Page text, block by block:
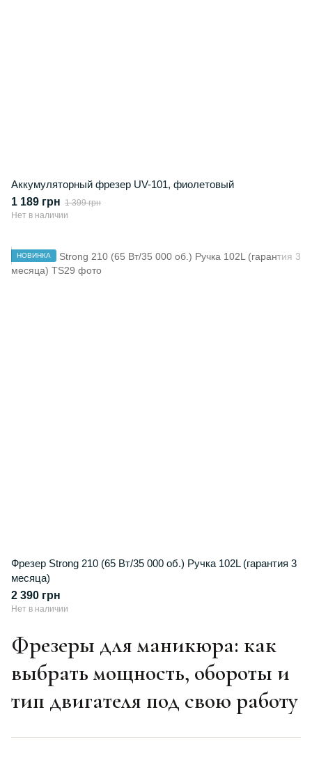
Аккумуляторный фрезер UV-101, фиолетовый
1 189 грн 1 399 грн
Нет в наличии
НОВИНКА
Фрезер Strong 210 (65 Вт/35 000 об.) Ручка 102L (гарантия 3
месяца)
2 390 грн
Нет в наличии
Фрезеры для маникюра: как
выбрать мощность, обороты и
тип двигателя под свою работу